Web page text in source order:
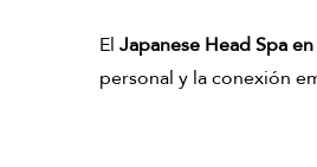
El Japanese Head Spa
personal y la conexión